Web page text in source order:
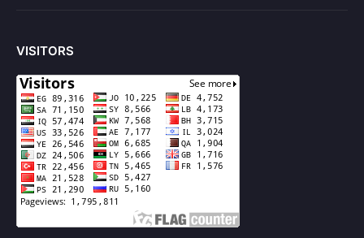
VISITORS